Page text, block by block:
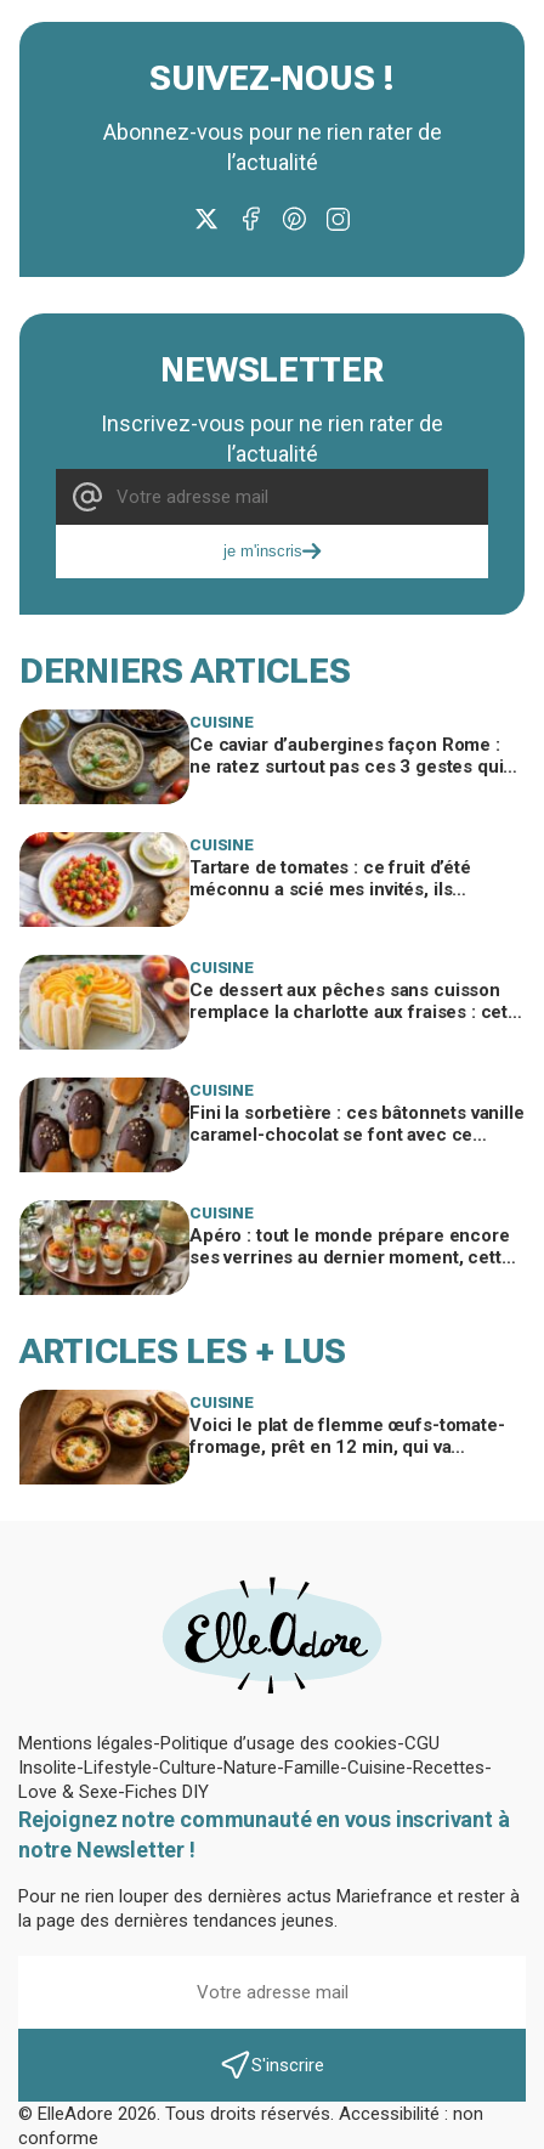
SUIVEZ-NOUS !
Abonnez-vous pour ne rien rater de
l’actualité
NEWSLETTER
Inscrivez-vous pour ne rien rater de
l’actualité
je m'inscris
DERNIERS ARTICLES
CUISINE
Ce caviar d’aubergines façon Rome :
ne ratez surtout pas ces 3 gestes qui
CUISINE
Tartare de tomates : ce fruit d’été
méconnu a scié mes invités, ils
CUISINE
Ce dessert aux pêches sans cuisson
remplace la charlotte aux fraises : cette
CUISINE
Fini la sorbetière : ces bâtonnets vanille
caramel-chocolat se font avec ce
CUISINE
Apéro : tout le monde prépare encore
ses verrines au dernier moment, cette
ARTICLES LES + LUS
CUISINE
Voici le plat de flemme œufs-tomate-
fromage, prêt en 12 min, qui va
Mentions légales Politique d’usage des cookies CGU
Insolite Lifestyle Culture Nature Famille Cuisine Recettes
Love & Sexe Fiches DIY
Rejoignez notre communauté en vous inscrivant à
notre Newsletter !
Pour ne rien louper des dernières actus Mariefrance et rester à
la page des dernières tendances jeunes.
S'inscrire
© ElleAdore 2026. Tous droits réservés. Accessibilité : non
conforme